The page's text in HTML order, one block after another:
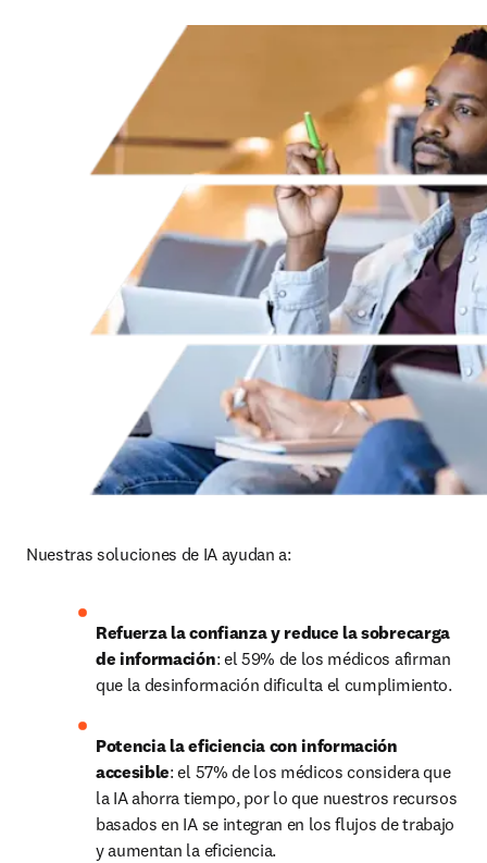
Nuestras soluciones de IA ayudan a:
Refuerza la confianza y reduce la sobrecarga
de información: el 59% de los médicos afirman
que la desinformación dificulta el cumplimiento.
Potencia la eficiencia con información
accesible: el 57% de los médicos considera que
la IA ahorra tiempo, por lo que nuestros recursos
basados en IA se integran en los flujos de trabajo
y aumentan la eficiencia.